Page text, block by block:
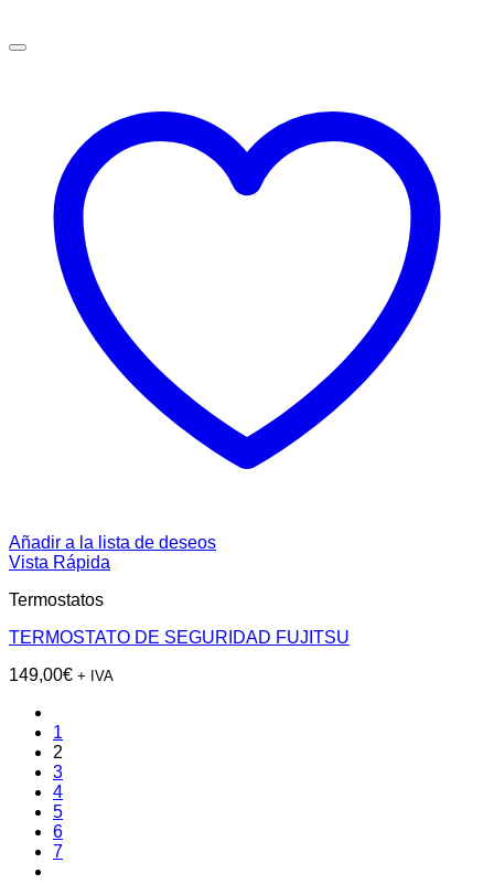
Añadir a la lista de deseos
Vista Rápida
Termostatos
TERMOSTATO DE SEGURIDAD FUJITSU
149,00€ + IVA
1
2
3
4
5
6
7